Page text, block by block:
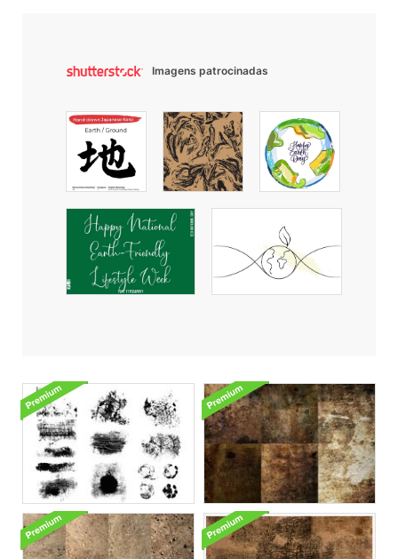
Imagens patrocinadas